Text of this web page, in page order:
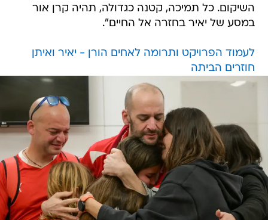
השיקום. כל תמיכה, קטנה כגדולה, תהיה קרן אור
במסע של יאיר בחזרה אל החיים".
לעמוד הפרויקט ותרומה לאחים הורן - יאיר ואיתן
חוזרים הביתה